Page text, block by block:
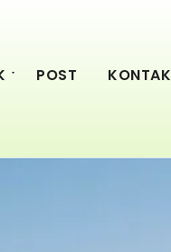
POST KONTAK